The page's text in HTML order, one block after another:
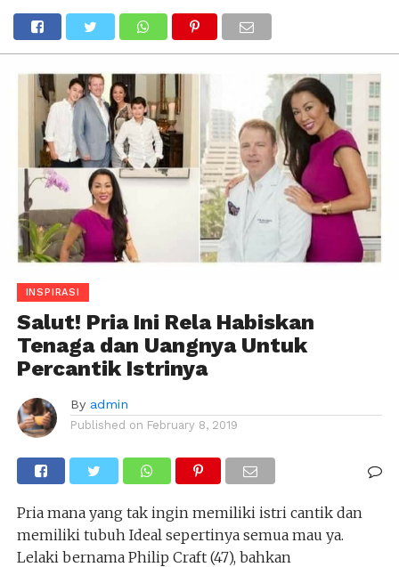
INSPIRASI
Salut! Pria Ini Rela Habiskan
Tenaga dan Uangnya Untuk
Percantik Istrinya
By admin
Published on February 8, 2019
Pria mana yang tak ingin memiliki istri cantik dan
memiliki tubuh Ideal sepertinya semua mau ya.
Lelaki bernama Philip Craft (47), bahkan